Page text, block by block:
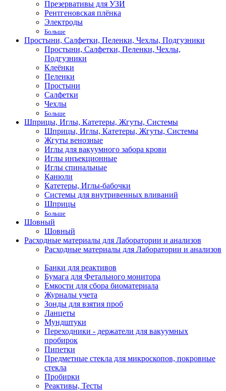
Презервативы для УЗИ
Рентгеновская плёнка
Электроды
Больше
Простыни, Салфетки, Пеленки, Чехлы, Подгузники
Простыни, Салфетки, Пеленки, Чехлы,
Подгузники
Клеёнки
Пеленки
Простыни
Салфетки
Чехлы
Больше
Шприцы, Иглы, Катетеры, Жгуты, Системы
Шприцы, Иглы, Катетеры, Жгуты, Системы
Жгуты венозные
Иглы для вакуумного забора крови
Иглы инъекционные
Иглы спинальные
Канюли
Катетеры, Иглы-бабочки
Системы для внутривенных вливаний
Шприцы
Больше
Шовный
Шовный
Расходные материалы для Лаборатории и анализов
Расходные материалы для Лаборатории и анализов
Банки для реактивов
Бумага для Фетального монитора
Емкости для сбора биоматериала
Журналы учета
Зонды для взятия проб
Ланцеты
Мундштуки
Переходники - держатели для вакуумных
пробирок
Пипетки
Предметные стекла для микроскопов, покровные
стекла
Пробирки
Реактивы, Тесты